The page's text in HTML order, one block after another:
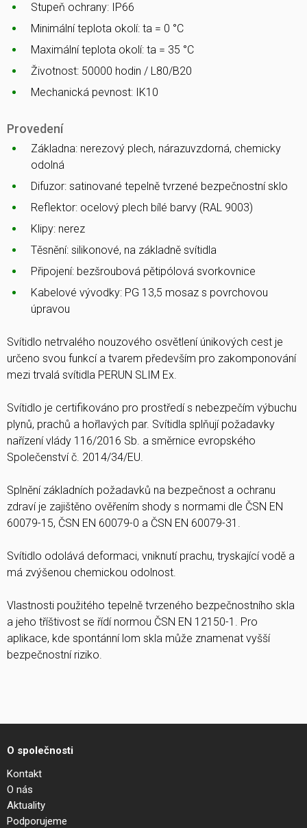
Stupeň ochrany: IP66
Minimální teplota okolí: ta = 0 °C
Maximální teplota okolí: ta = 35 °C
Životnost: 50000 hodin / L80/B20
Mechanická pevnost: IK10
Provedení
Základna: nerezový plech, nárazuvzdorná, chemicky
odolná
Difuzor: satinované tepelně tvrzené bezpečnostní sklo
Reflektor: ocelový plech bílé barvy (RAL 9003)
Klipy: nerez
Těsnění: silikonové, na základně svítidla
Připojení: bezšroubová pětipólová svorkovnice
Kabelové vývodky: PG 13,5 mosaz s povrchovou
úpravou
Svítidlo netrvalého nouzového osvětlení únikových cest je
určeno svou funkcí a tvarem především pro zakomponování
mezi trvalá svítidla PERUN SLIM Ex.
Svítidlo je certifikováno pro prostředí s nebezpečím výbuchu
plynů, prachů a hořlavých par. Svítidla splňují požadavky
nařízení vlády 116/2016 Sb. a směrnice evropského
Společenství č. 2014/34/EU.
Splnění základních požadavků na bezpečnost a ochranu
zdraví je zajištěno ověřením shody s normami dle ČSN EN
60079-15, ČSN EN 60079-0 a ČSN EN 60079-31.
Svítidlo odolává deformaci, vniknutí prachu, tryskající vodě a
má zvýšenou chemickou odolnost.
Vlastnosti použitého tepelně tvrzeného bezpečnostního skla
a jeho tříštivost se řídí normou ČSN EN 12150-1. Pro
aplikace, kde spontánní lom skla může znamenat vyšší
bezpečnostní riziko.
O společnosti
Kontakt
O nás
Aktuality
Podporujeme